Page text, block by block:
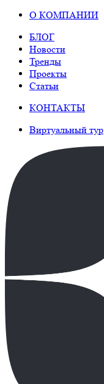
О КОМПАНИИ
БЛОГ
Новости
Тренды
Проекты
Статьи
КОНТАКТЫ
Виртуальный тур